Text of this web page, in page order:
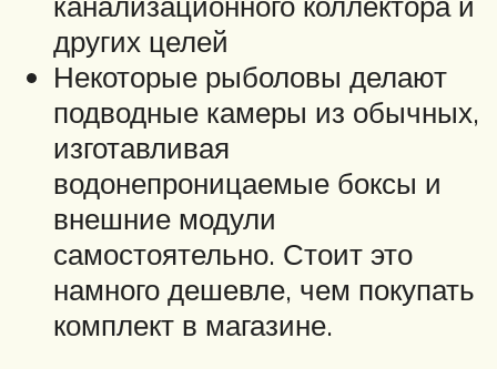
других целей
Некоторые рыболовы делают
подводные камеры из обычных,
изготавливая
водонепроницаемые боксы и
внешние модули
самостоятельно. Стоит это
намного дешевле, чем покупать
комплект в магазине.